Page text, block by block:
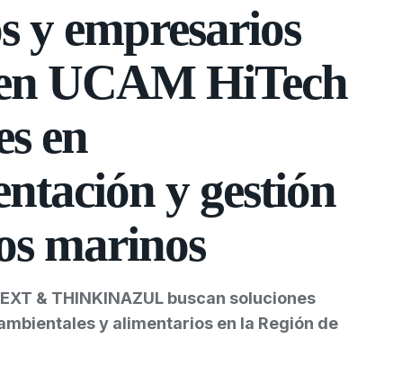
y empresarios
UCAM HiTech
en
y gestión
marinos
& THINKINAZUL buscan soluciones
y alimentarios en la Región de